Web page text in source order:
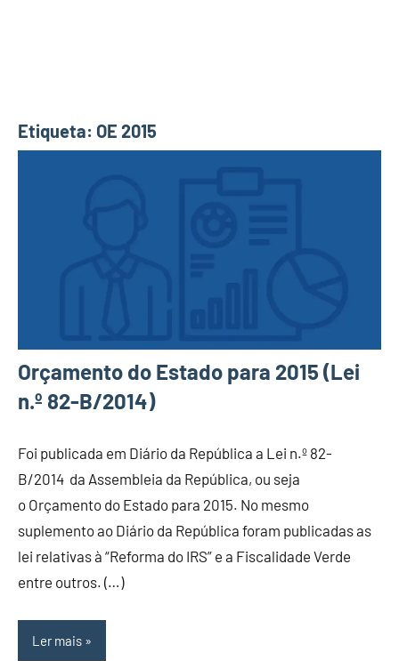
Etiqueta: OE 2015
Orçamento do Estado para 2015 (Lei
n.º 82-B/2014)
Foi publicada em Diário da República a Lei n.º 82-
B/2014 da Assembleia da República, ou seja
o Orçamento do Estado para 2015. No mesmo
suplemento ao Diário da República foram publicadas as
lei relativas à “Reforma do IRS” e a Fiscalidade Verde
entre outros. (…)
Ler mais